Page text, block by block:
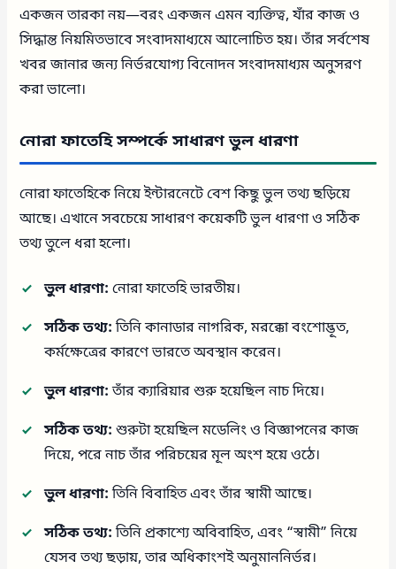
একজন তারকা নয়—বরং একজন এমন ব্যক্তিত্ব, যাঁর কাজ ও
সিদ্ধান্ত নিয়মিতভাবে সংবাদমাধ্যমে আলোচিত হয়। তাঁর সর্বশেষ
খবর জানার জন্য নির্ভরযোগ্য বিনোদন সংবাদমাধ্যম অনুসরণ
করা ভালো।
নোরা ফাতেহি সম্পর্কে সাধারণ ভুল ধারণা
নোরা ফাতেহিকে নিয়ে ইন্টারনেটে বেশ কিছু ভুল তথ্য ছড়িয়ে
আছে। এখানে সবচেয়ে সাধারণ কয়েকটি ভুল ধারণা ও সঠিক
তথ্য তুলে ধরা হলো।
ভুল ধারণা: নোরা ফাতেহি ভারতীয়।
সঠিক তথ্য:তিনি কানাডার নাগরিক, মরক্কো বংশোদ্ভূত,
কর্মক্ষেত্রের কারণে ভারতে অবস্থান করেন।
ভুল ধারণা:তাঁর ক্যারিয়ার শুরু হয়েছিল নাচ দিয়ে।
সঠিক তথ্য: শুরুটা হয়েছিল মডেলিং ও বিজ্ঞাপনের কাজ
দিয়ে, পরে নাচ তাঁর পরিচয়ের মূল অংশ হয়ে ওঠে।
ভুল ধারণা:তিনি বিবাহিত এবং তাঁর স্বামী আছে।
সঠিক তথ্য:তিনি প্রকাশ্যে অবিবাহিত, এবং “স্বামী” নিয়ে
যেসব তথ্য ছড়ায়, তার অধিকাংশই অনুমাননির্ভর।